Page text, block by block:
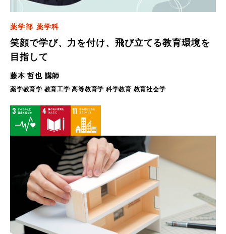
薬学部 薬学科
笑顔で学び、力を付け、飛び立てる教育環境を
目指して
藤本 哲也 講師
薬学教育学 教育工学 高等教育学 科学教育 教育社会学